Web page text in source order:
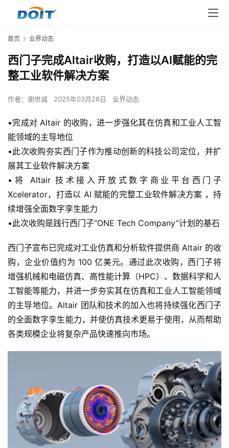
首页 业界动态
西门子完成Altair收购，打造以AI赋能的完
整工业软件解决方案
作者： 谢世诚 2025年03月28日 业界动态
•完成对 Altair 的收购，进一步强化其在仿真和工业人工智
能领域的主导地位
•此次收购夯实西门子作为推动创新的科技公司定位，并扩
展其工业软件解决方案
•将 Altair 技术接入开放式数字商业平台西门子
Xcelerator，打造以 AI 赋能的完整工业软件解决方案 ，持
续增强全面数字孪生能力
•此次收购是践行西门子“ONE Tech Company”计划的基石
西门子宣布已完成对工业仿真和分析软件提供商 Altair 的收
购，企业价值约为 100 亿美元。通过此次收购，西门子将
增强机械和电磁仿真、高性能计算（HPC）、数据科学和人
工智能等能力，并进一步夯实其在仿真和工业人工智能领域
的主导地位。Altair 团队和技术的加入也将持续强化西门子
的全面数字孪生能力，并使仿真技术更易于使用，从而帮助
各类规模企业将复杂产品快速推向市场。